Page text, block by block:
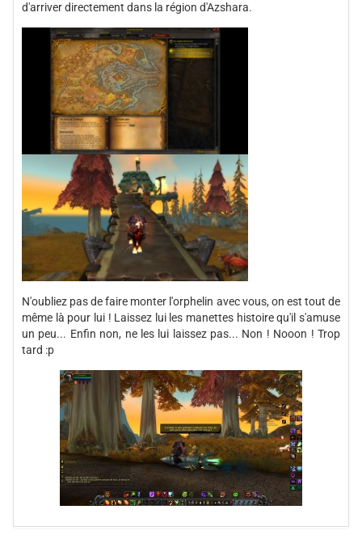
d'arriver directement dans la région d'Azshara.
N'oubliez pas de faire monter l'orphelin avec vous, on est tout de
même là pour lui ! Laissez lui les manettes histoire qu'il s'amuse
un peu... Enfin non, ne les lui laissez pas... Non ! Nooon ! Trop
tard :p